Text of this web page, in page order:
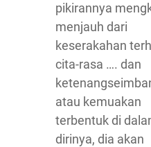
pikirannya
menjauh dari
keserakahan
cita-rasa …. dan
atau kemuakan
terbentuk di
dirinya, dia akan